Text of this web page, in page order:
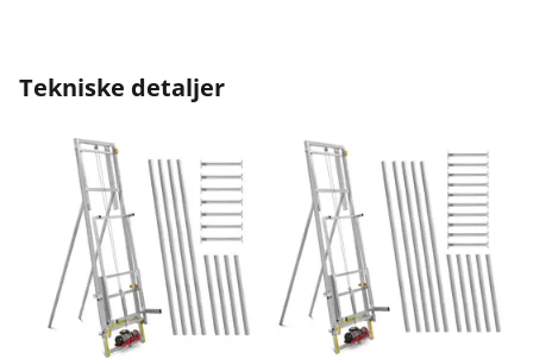
Tekniske detaljer